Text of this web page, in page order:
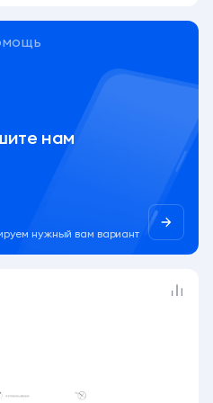
нам
нужный вам вариант